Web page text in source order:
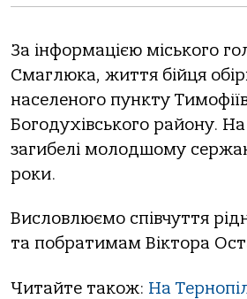
За інформацією міського
Смаглюка, життя бійця
населеного пункту
Богодухівського району.
загибелі молодшому
роки.
Висловлюємо співчуття
та побратимам Віктора
Читайте також: На